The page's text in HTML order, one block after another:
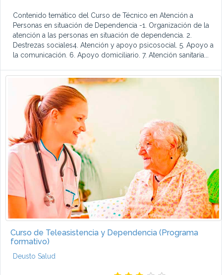
Contenido temático del Curso de Técnico en Atención a
Personas en situación de Dependencia -1. Organización de la
atención a las personas en situación de dependencia. 2.
Destrezas sociales4. Atención y apoyo psicosocial. 5. Apoyo a
la comunicación. 6. Apoyo domiciliario. 7. Atención sanitaria...
Curso de Teleasistencia y Dependencia (Programa
formativo)
Deusto Salud